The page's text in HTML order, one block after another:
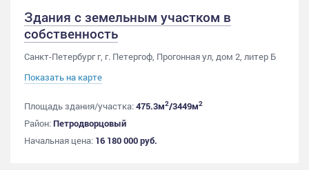
Здания с земельным участком в
собственность
Санкт-Петербург г, г. Петергоф, Прогонная ул, дом 2, литер Б
Показать на карте
Площадь здания/участка:475.3м2/3449м2
Район:Петродворцовый
Начальная цена: 16 180 000 руб.